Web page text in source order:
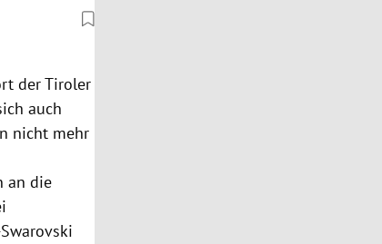
der Tiroler
auch
nicht mehr
an die